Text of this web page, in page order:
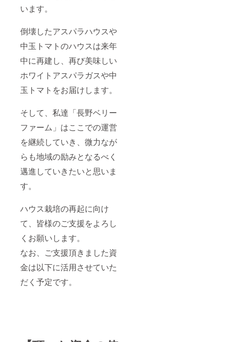
います。
倒壊したアスパラハウスや
中玉トマトのハウスは来年
中に再建し、再び美味しい
ホワイトアスパラガスや中
玉トマトをお届けします。
そして、私達「長野ベリー
ファーム」はここでの運営
を継続していき、微力なが
らも地域の励みとなるべく
邁進していきたいと思いま
す。
ハウス栽培の再起に向け
て、皆様のご支援をよろし
くお願いします。
なお、ご支援頂きました資
金は以下に活用させていた
だく予定です。